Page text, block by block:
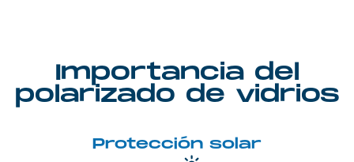
Importancia del
polarizado de vidrios
Protección solar